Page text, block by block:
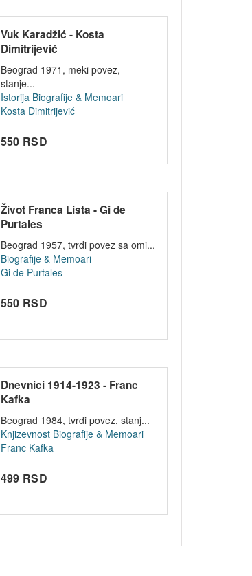
Vuk Karadžić - Kosta
Dimitrijević
Beograd 1971, meki povez,
stanje...
Istorija Biografije & Memoari
Kosta Dimitrijević
550 RSD
Život Franca Lista - Gi de
Purtales
Beograd 1957, tvrdi povez sa omi...
Biografije & Memoari
Gi de Purtales
550 RSD
Dnevnici 1914-1923 - Franc
Kafka
Beograd 1984, tvrdi povez, stanj...
Knjizevnost Biografije & Memoari
Franc Kafka
499 RSD